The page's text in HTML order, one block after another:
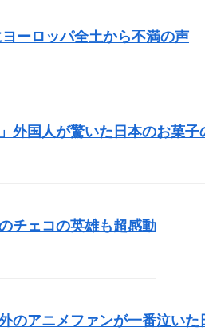
ーロッパ全土から不満の声
外国人が驚いた日本のお菓子
チェコの英雄も超感動
のアニメファンが一番泣いた